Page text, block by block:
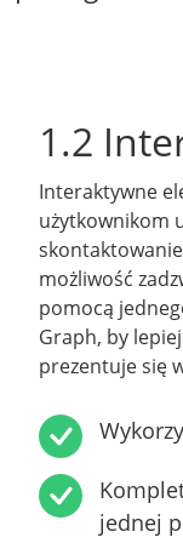
1.2
Interaktywne
użytkownikom
możliwość
pomocą
Graph, by
prezentuje się
jednej